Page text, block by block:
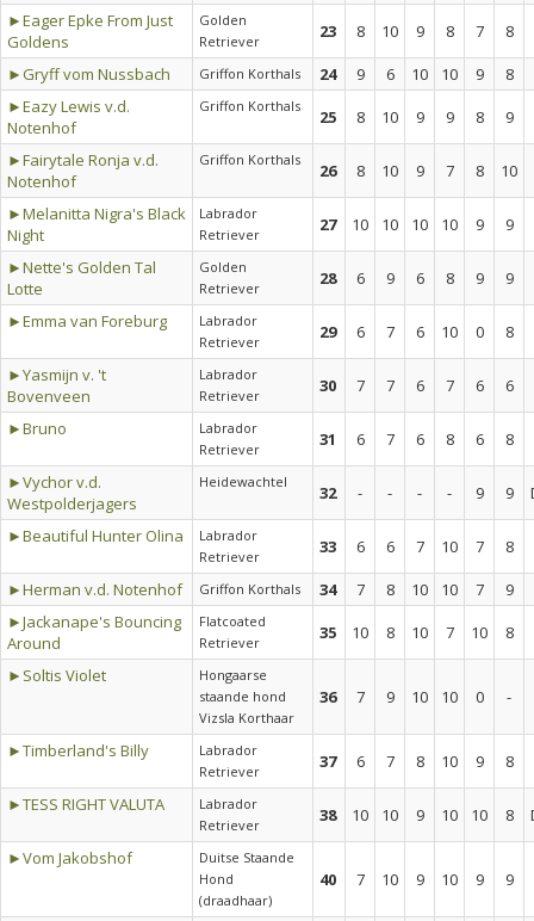
►Eager Epke From Just
Goldens
Golden
Retriever
23 8 10 9 8 7
8
►Gryff vom Nussbach
Griffon Korthals 24 9 6 10 10 9
8
►Eazy Lewis v.d.
Notenhof
Griffon Korthals
25 8 10 9 9 8
9
►Fairytale Ronja v.d.
Notenhof
Griffon Korthals
26 8 10 9 7 8
10
►Melanitta Nigra's Black
Night
Labrador
Retriever
27 10 10 10 10 9
9
►Nette's Golden Tal
Lotte
Golden
Retriever
28 6 9 6 8 9
9
►Emma van Foreburg
Labrador
Retriever
29 6 7 6 10 0
8
►Yasmijn v. 't
Bovenveen
Labrador
Retriever
30 7 7 6 7 6
6
►Bruno
Labrador
Retriever
31 6 7 6 8 6
8
►Vychor v.d.
Westpolderjagers
Heidewachtel
32 - - - - 9 9
►Beautiful Hunter Olina
Labrador
Retriever
33 6 6 7 10 7
8
►Herman v.d. Notenhof
Griffon Korthals 34 7 8 10 10 7
9
►Jackanape's Bouncing
Around
Flatcoated
Retriever
35 10 8 10 7 10
8
►Soltis Violet
Hongaarse
staande hond
Vizsla Korthaar
36 7 9 10 10 0 -
►Timberland's Billy
Labrador
Retriever
37 6 7 8 10 9
8
►TESS RIGHT VALUTA
Labrador
Retriever
38 10 10 9 10 10 8
►Vom Jakobshof
Duitse Staande
Hond
(draadhaar)
40 7 10 9 10 9 9